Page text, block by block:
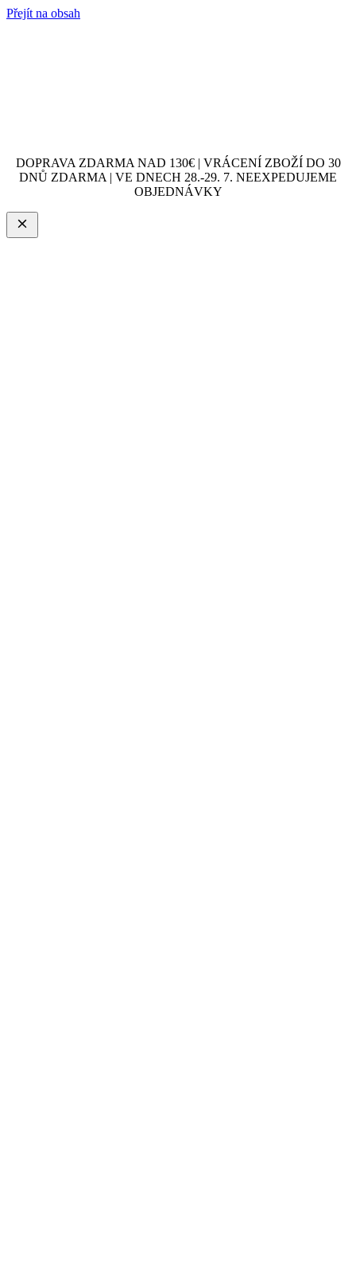
Přejít na obsah
DOPRAVA ZDARMA NAD 130€ | VRÁCENÍ ZBOŽÍ DO 30
DNŮ ZDARMA | VE DNECH 28.-29. 7. NEEXPEDUJEME
OBJEDNÁVKY